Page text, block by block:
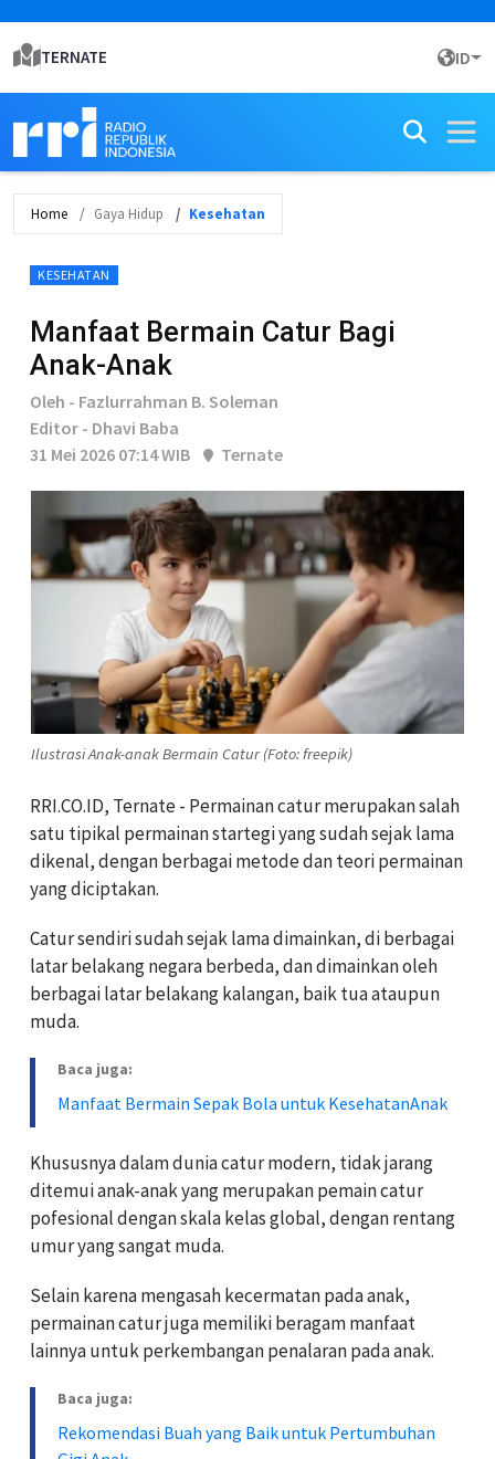
TERNATE ID
Home Gaya Hidup Kesehatan
KESEHATAN
Manfaat Bermain Catur Bagi
Anak-Anak
Oleh - Fazlurrahman B. Soleman
Editor - Dhavi Baba
31 Mei 2026 07:14 WIB
Ternate
Ilustrasi Anak-anak Bermain Catur (Foto: freepik)
RRI.CO.ID, Ternate - Permainan catur merupakan salah
satu tipikal permainan startegi yang sudah sejak lama
dikenal, dengan berbagai metode dan teori permainan
yang diciptakan.
Catur sendiri sudah sejak lama dimainkan, di berbagai
latar belakang negara berbeda, dan dimainkan oleh
berbagai latar belakang kalangan, baik tua ataupun
muda.
Baca juga:
Manfaat Bermain Sepak Bola untuk KesehatanAnak
Khususnya dalam dunia catur modern, tidak jarang
ditemui anak-anak yang merupakan pemain catur
pofesional dengan skala kelas global, dengan rentang
umur yang sangat muda.
Selain karena mengasah kecermatan pada anak,
permainan catur juga memiliki beragam manfaat
lainnya untuk perkembangan penalaran pada anak.
Baca juga:
Rekomendasi Buah yang Baik untuk Pertumbuhan